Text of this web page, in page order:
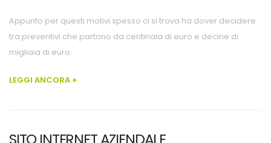
Appunto per questi motivi spesso ci si trova ha dover decidere
tra preventivi che partono da centinaia di euro e decine di
migliaia di euro.
LEGGI ANCORA +
SITO INTERNET AZIENDALE